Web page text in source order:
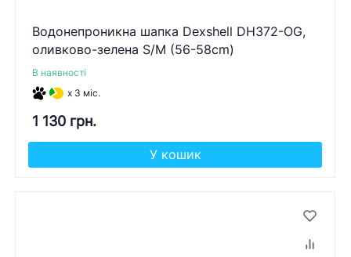
Водонепроникна шапка Dexshell DH372-OG,
оливково-зелена S/M (56-58cm)
В наявності
x 3 міс.
1 130 грн.
У кошик